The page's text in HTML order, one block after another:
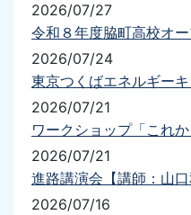
2026/07/27
令和８年度脇町高校オ
2026/07/24
東京つくばエネルギー
2026/07/21
2026/07/21
2026/07/16